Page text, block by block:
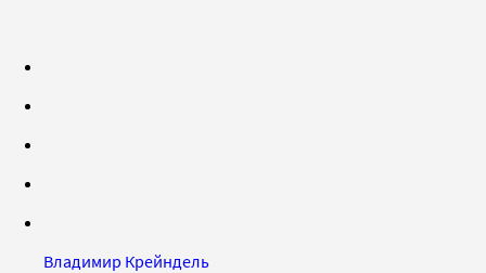
Владимир Крейндель